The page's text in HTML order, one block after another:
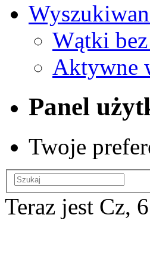
Wątki
Aktywne
Panel
Twoje
Teraz jest Cz,